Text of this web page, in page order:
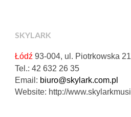
SKYLARK
Łódź 93-004, ul. Piotrkowska
Tel.: 42 632 26 35
Email: biuro@skylark.com.pl
Website: http://